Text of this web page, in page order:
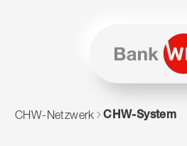
Zum Navigieren dieser Seite
CHW-Netzwerk CHW-System